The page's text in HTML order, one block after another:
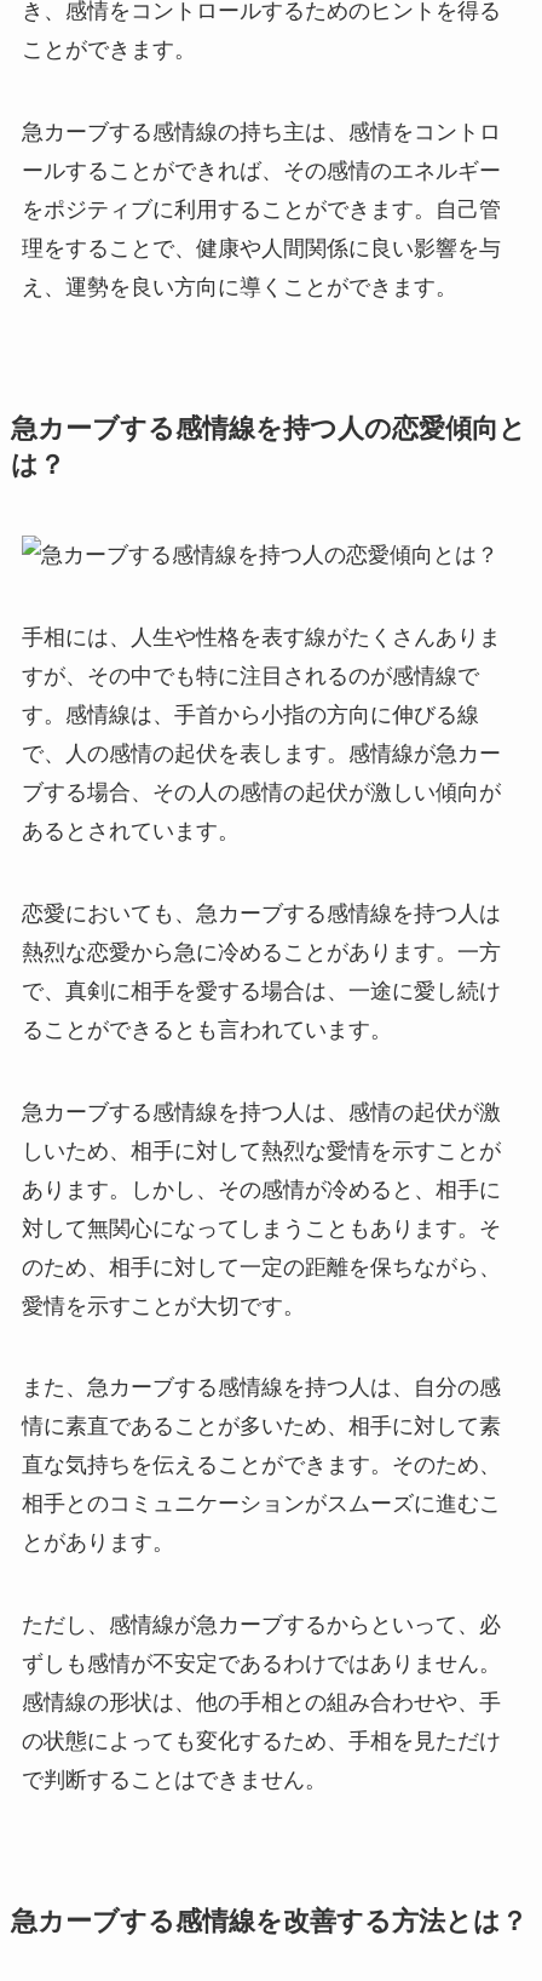
き、感情をコントロールするためのヒントを得る
ことができます。
急カーブする感情線の持ち主は、感情をコントロ
ールすることができれば、その感情のエネルギー
をポジティブに利用することができます。自己管
理をすることで、健康や人間関係に良い影響を与
え、運勢を良い方向に導くことができます。
急カーブする感情線を持つ人の恋愛傾向と
は？
手相には、人生や性格を表す線がたくさんありま
すが、その中でも特に注目されるのが感情線で
す。感情線は、手首から小指の方向に伸びる線
で、人の感情の起伏を表します。感情線が急カー
ブする場合、その人の感情の起伏が激しい傾向が
あるとされています。
恋愛においても、急カーブする感情線を持つ人は
熱烈な恋愛から急に冷めることがあります。一方
で、真剣に相手を愛する場合は、一途に愛し続け
ることができるとも言われています。
急カーブする感情線を持つ人は、感情の起伏が激
しいため、相手に対して熱烈な愛情を示すことが
あります。しかし、その感情が冷めると、相手に
対して無関心になってしまうこともあります。そ
のため、相手に対して一定の距離を保ちながら、
愛情を示すことが大切です。
また、急カーブする感情線を持つ人は、自分の感
情に素直であることが多いため、相手に対して素
直な気持ちを伝えることができます。そのため、
相手とのコミュニケーションがスムーズに進むこ
とがあります。
ただし、感情線が急カーブするからといって、必
ずしも感情が不安定であるわけではありません。
感情線の形状は、他の手相との組み合わせや、手
の状態によっても変化するため、手相を見ただけ
で判断することはできません。
急カーブする感情線を改善する方法とは？